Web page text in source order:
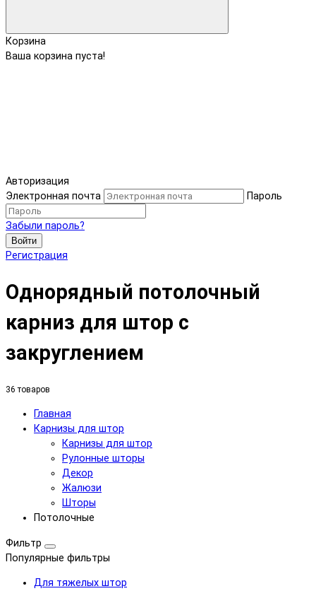
Корзина
Ваша корзина пуста!
Авторизация
Электронная почта
Пароль
Забыли пароль?
Войти
Регистрация
Однорядный потолочный
карниз для штор с
закруглением
36 товаров
Главная
Карнизы для штор
Карнизы для штор
Рулонные шторы
Декор
Жалюзи
Шторы
Потолочные
Фильтр
Популярные фильтры
Для тяжелых штор